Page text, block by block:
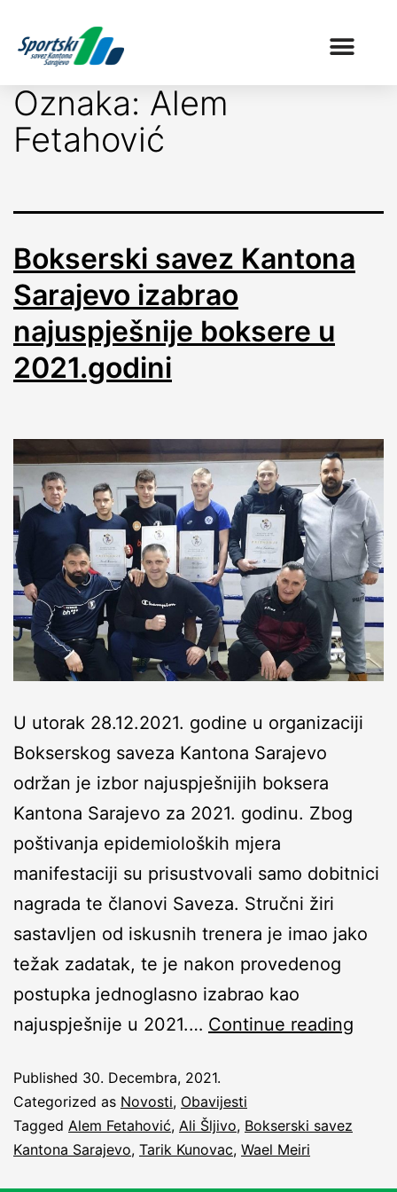
Oznaka: Alem
Fetahović
Bokserski savez Kantona
Sarajevo izabrao
najuspješnije boksere u
2021.godini
U utorak 28.12.2021. godine u organizaciji
Bokserskog saveza Kantona Sarajevo
održan je izbor najuspješnijih boksera
Kantona Sarajevo za 2021. godinu. Zbog
poštivanja epidemioloških mjera
manifestaciji su prisustvovali samo dobitnici
nagrada te članovi Saveza. Stručni žiri
sastavljen od iskusnih trenera je imao jako
težak zadatak, te je nakon provedenog
postupka jednoglasno izabrao kao
najuspješnije u 2021.… Continue reading
Published 30. Decembra, 2021.
Categorized as Novosti, Obavijesti
Tagged Alem Fetahović, Ali Šljivo, Bokserski savez
Kantona Sarajevo, Tarik Kunovac, Wael Meiri